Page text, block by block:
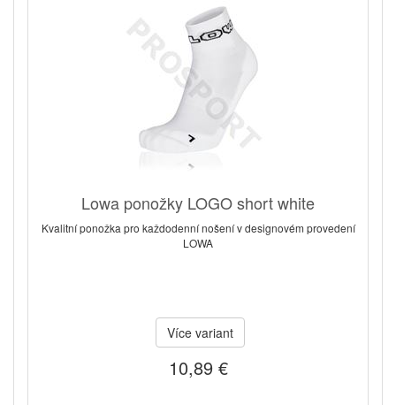
Lowa ponožky LOGO short white
Kvalitní ponožka pro každodenní nošení v designovém provedení
LOWA
Více variant
10,89 €